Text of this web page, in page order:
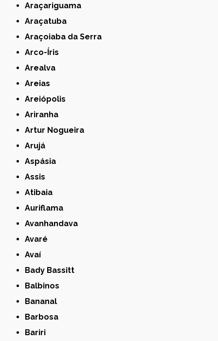
Araçariguama
Araçatuba
Araçoiaba da Serra
Arco-Íris
Arealva
Areias
Areiópolis
Ariranha
Artur Nogueira
Arujá
Aspásia
Assis
Atibaia
Auriflama
Avanhandava
Avaré
Avaí
Bady Bassitt
Balbinos
Bananal
Barbosa
Bariri